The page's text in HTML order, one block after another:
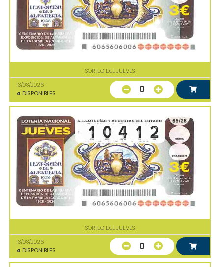
SORTEO DEL JUEVES
13/08/2026
4 DISPONIBLES 0
SORTEO DEL JUEVES
13/08/2026
4 DISPONIBLES 0